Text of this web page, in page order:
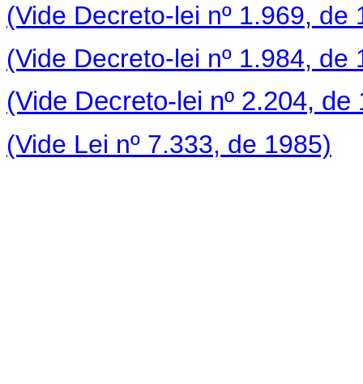
(Vide Decreto-lei nº 1.969, de
(Vide Decreto-lei nº 1.984, de
(Vide Decreto-lei nº 2.204, de
(Vide Lei nº 7.333, de 1985)